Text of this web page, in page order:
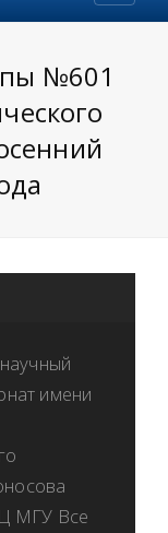
№601
имени
МГУ Все